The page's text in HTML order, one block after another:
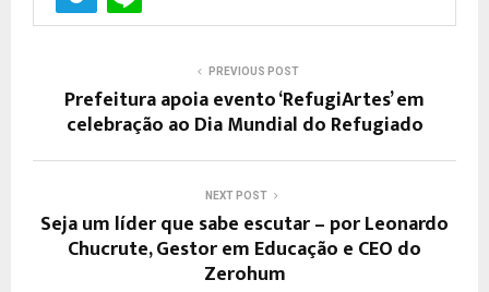
PREVIOUS POST
Prefeitura apoia evento ‘RefugiArtes’ em
celebração ao Dia Mundial do Refugiado
NEXT POST
Seja um líder que sabe escutar – por Leonardo
Chucrute, Gestor em Educação e CEO do
Zerohum